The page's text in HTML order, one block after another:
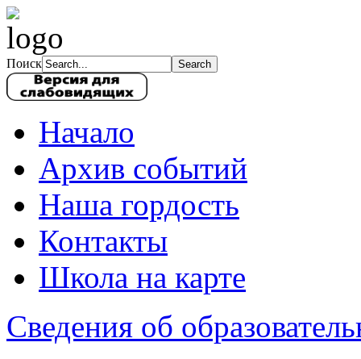
Поиск
Начало
Архив событий
Наша гордость
Контакты
Школа на карте
Сведения об